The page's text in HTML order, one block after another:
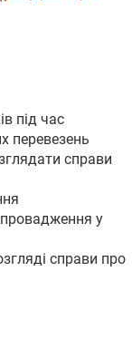
під час
перевезень
справи
у
справи про